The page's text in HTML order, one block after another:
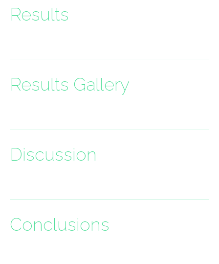
Results
Results Gallery
Discussion
Conclusions